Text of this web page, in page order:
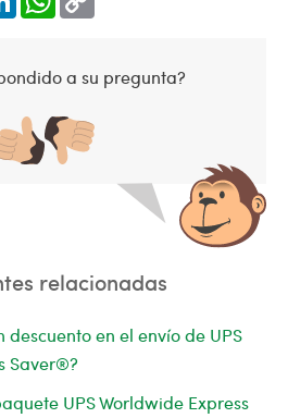
a su pregunta?
relacionadas
descuento en el envío de UPS
Saver®?
UPS Worldwide Express